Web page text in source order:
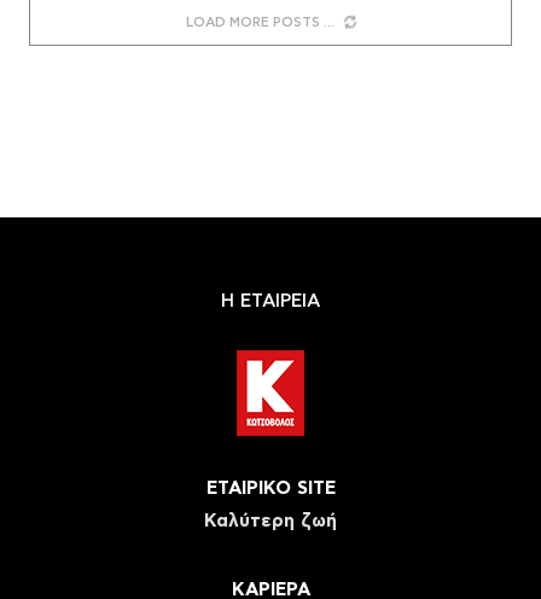
LOAD MORE POSTS
Η ΕΤΑΙΡΕΙΑ
ΕΤΑΙΡΙΚΟ SITE
Καλύτερη ζωή
ΚΑΡΙΕΡΑ